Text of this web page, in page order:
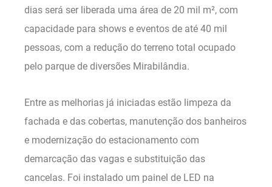
dias será ser liberada uma área de 20 mil m², com
capacidade para shows e eventos de até 40 mil
pessoas, com a redução do terreno total ocupado
pelo parque de diversões Mirabilândia.
Entre as melhorias já iniciadas estão limpeza da
fachada e das cobertas, manutenção dos banheiros
e modernização do estacionamento com
demarcação das vagas e substituição das
cancelas. Foi instalado um painel de LED na